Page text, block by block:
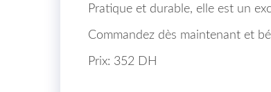
Pratique et durable, elle est un
Commandez dès maintenant et
Prix: 352 DH